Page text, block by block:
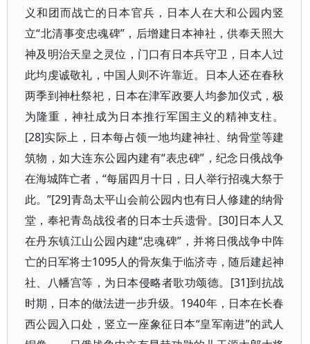
义和团而战亡的日本官兵，日本人在大和公园内竖
立“北清事变忠魂碑”，后增建日本神社，供奉天照大
神及明治天皇之灵位，门口有日本兵守卫，日本人过
此均虔诚敬礼，中国人则不许靠近。日本人还在春秋
两季到神杜祭祀，日本在津军政要人均参加仪式，极
为隆重，神社成为日本推行军国主义的精神支柱。
[28]实际上，日本每占领一地均建神社、纳骨堂等建
筑物，如大连东公园内建有“表忠碑”，纪念日俄战争
在海城阵亡者，“每届四月十日，日人举行招魂大祭于
此。”[29]青岛太平山会前公园内也有日人修建的纳骨
堂，奉祀青岛战役者的日本士兵遗骨。[30]日本人又
在丹东镇江山公园内建“忠魂碑”，并将日俄战争中阵
亡的日军将士1095人的骨灰集于临济寺，随后建起神
社、八幡宫等，为日本侵略者歌功颂德。[31]到抗战
时期，日本的做法进一步升级。1940年，日本在长春
西公园入口处，竖立一座象征日本“皇军南进”的武人